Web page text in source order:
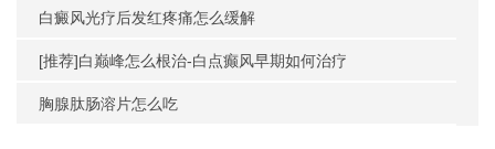
白癜风光疗后发红疼痛怎么缓解
[推荐]白巅峰怎么根治-白点癫风早期如何治疗
胸腺肽肠溶片怎么吃